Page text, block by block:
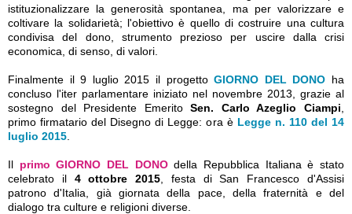
istituzionalizzare la generosità spontanea, ma per valorizzare e
coltivare la solidarietà; l'obiettivo è quello di costruire una cultura
condivisa del dono, strumento prezioso per uscire dalla crisi
economica, di senso, di valori.
Finalmente il 9 luglio 2015 il progettoGIORNO DEL DONO ha
concluso l'iter parlamentare iniziato nel novembre 2013, grazie al
sostegno del Presidente EmeritoSen. Carlo Azeglio Ciampi
primo firmatario del Disegno di Legge: ora è Legge n. 110 del 14
luglio 2015
Il primo GIORNO DEL DONOdella Repubblica Italiana è stato
celebrato il 4 ottobre 2015 , festa di San Francesco d'Assisi
patrono d'Italia, già giornata della pace, della fraternità e del
dialogo tra culture e religioni diverse.